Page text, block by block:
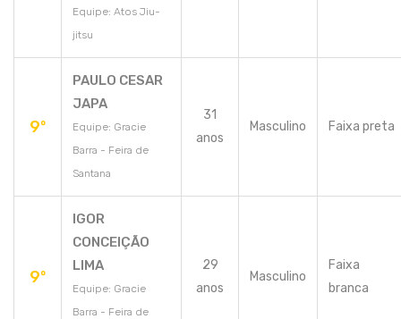
Equipe: Atos Jiu-
jitsu
9º
PAULO CESAR
JAPA
Equipe: Gracie
Barra - Feira de
Santana
31
anos
Masculino Faixa preta
9º
IGOR
CONCEIÇÃO
LIMA
Equipe: Gracie
Barra - Feira de
29
anos
Masculino
Faixa
branca